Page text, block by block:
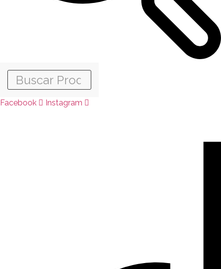
Facebook Instagram